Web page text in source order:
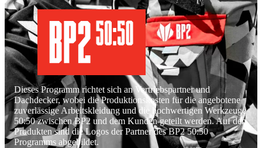
Dieses Programm richtet sich an Vertriebspartner und
Dachdecker, wobei die Produktionskosten für die angebotene
zuverlässige Arbeitskleidung und die hochwertigen Werkzeuge
50:50 zwischen BP2 und dem Kunden geteilt werden. Auf den
Produkten sind die Logos der Partner des BP2 50:50
Programms abgebildet.